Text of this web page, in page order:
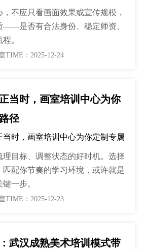
不应只看画面效果或宣传规模，
——是否有合法身份、稳定师资、
。
TIME：2025-12-24
当时，画室培训中心为你
径
理目标、调整状态的好时机。选择
匹配你节奏的学习环境，或许就是
一步。
TIME：2025-12-23
武汉成熟美术培训模式带